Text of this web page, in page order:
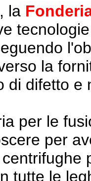
, la
la
di difetto
per le
per
tutte le